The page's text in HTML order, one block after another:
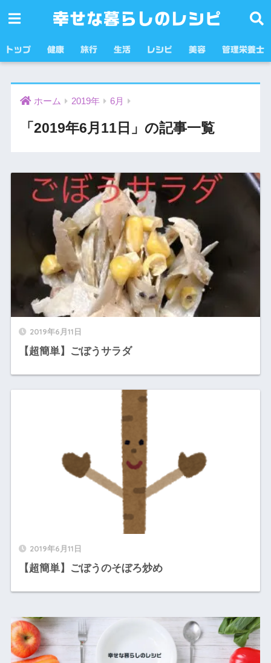
幸せな暮らしのレシピ
トップ 健康 旅行 生活 レシピ 美容 管理栄養士
ホーム 2019年 6月
「2019年6月11日」の記事一覧
2019年6月11日
【超簡単】ごぼうサラダ
2019年6月11日
【超簡単】ごぼうのそぼろ炒め